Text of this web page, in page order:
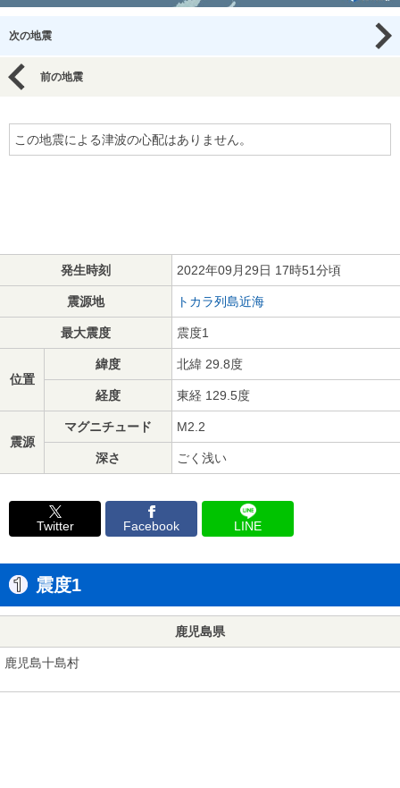
次の地震
前の地震
この地震による津波の心配はありません。
発生時刻 2022年09月29日 17時51分頃
震源地 トカラ列島近海
最大震度 震度1
位置
緯度 北緯 29.8度
経度 東経 129.5度
震源
マグニチュード M2.2
深さ ごく浅い
Twitter Facebook LINE
震度1
鹿児島県
鹿児島十島村